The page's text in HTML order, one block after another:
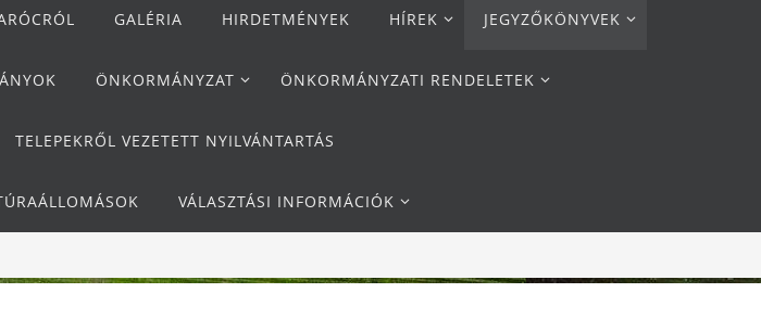
GALÉRIA HIRDETMÉNYEK HÍREK JEGYZŐKÖNYVEK
ÖNKORMÁNYZAT ÖNKORMÁNYZATI RENDELETEK
TELEPEKRŐL VEZETETT NYILVÁNTARTÁS
VÁLASZTÁSI INFORMÁCIÓK